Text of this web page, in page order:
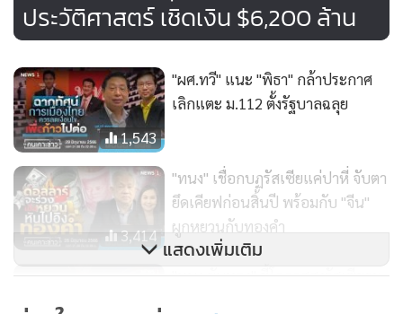
เฉพาะอย่างยิ่งการอยู่ร่วมกับรัสเซีย ซึ่งตอนนี้ยุโรปกำลังเผชิญภัย
สงครามโลกครั้งที่สอง ซึ่งมาครงเข้าใจดีว่ายูเครนไม่มีทางชนะ
รัสเซียได้
ประวัติศาสตร์ เชิดเงิน $6,200 ล้าน
1,543
"ผศ.ทวี" แนะ "พิธา" กล้าประกาศ
เลิกแตะ ม.112 ตั้งรัฐบาลฉลุย
3,414
"ทนง" เชื่อกบฏรัสเซียแค่ปาหี่ จับตา
ยึดเคียฟก่อนสิ้นปี พร้อมกับ "จีน"
ผูกหยวนกับทองคำ
"ทนง ขันทอง" ชี้โอกาสสูงรัสเซียจะ
แสดงเพิ่มเติม